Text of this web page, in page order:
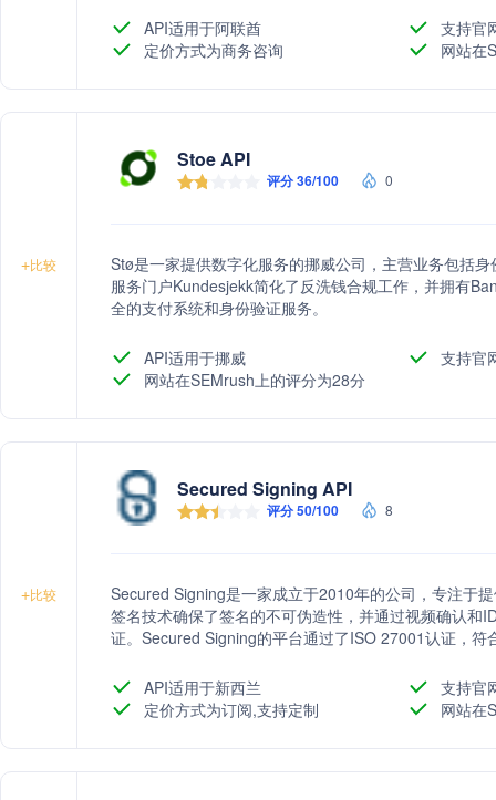
API适用于阿联酋
支持官
定价方式为商务咨询
网站在
+比较
Stoe API
评分 36/100 0
Stø是一家提供数字化服务的挪威公司，主营业务包括
服务门户Kundesjekk简化了反洗钱合规工作，并拥有
全的支付系统和身份验证服务。
API适用于挪威
支持官
网站在SEMrush上的评分为28分
+比较
Secured Signing API
评分 50/100 8
Secured Signing是一家成立于2010年的公司，专注于
签名技术确保了签名的不可伪造性，并通过视频确认和
证。Secured Signing的平台通过了ISO 27001认证，符
型，并通过API与常用工具无缝集成，提高文档处理的
API适用于新西兰
支持官
定价方式为订阅,支持定制
网站在